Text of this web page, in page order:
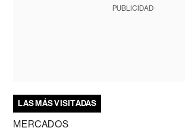
PUBLICIDAD
LAS MÁS VISITADAS
MERCADOS